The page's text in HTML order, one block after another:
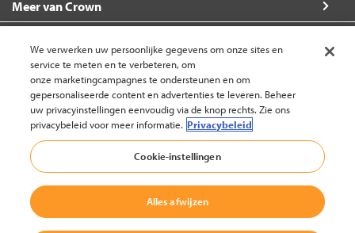
Meer van Crown
Zo kunt u ons bereiken
Nederland (wijzigen)
Terug naar boven
We verwerken uw persoonlijke gegevens om onze sites en
service te meten en te verbeteren, om
onze marketingcampagnes te ondersteunen en om
gepersonaliseerde content en advertenties te leveren. Beheer
uw privacyinstellingen eenvoudig via de knop rechts. Zie ons
privacybeleid voor meer informatie. Privacybeleid
Cookie-instellingen
Alles afwijzen